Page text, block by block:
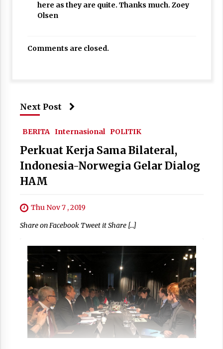
here as they are quite. Thanks much. Zoey
Olsen
Comments are closed.
Next Post
BERITA Internasional POLITIK
Perkuat Kerja Sama Bilateral,
Indonesia-Norwegia Gelar Dialog
HAM
Thu Nov 7 , 2019
Share on Facebook Tweet it Share […]